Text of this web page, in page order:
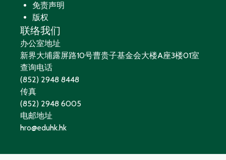
免责声明
版权
联络我们
办公室地址
新界大埔露屏路10号曹贵子基金会大楼A座3楼01室
查询电话
(852) 2948 8448
传真
(852) 2948 6005
电邮地址
hro@eduhk.hk